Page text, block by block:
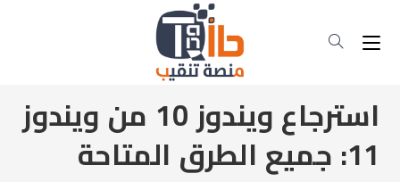
استرجاع ويندوز 10 من ويندوز
11: جميع الطرق المتاحة